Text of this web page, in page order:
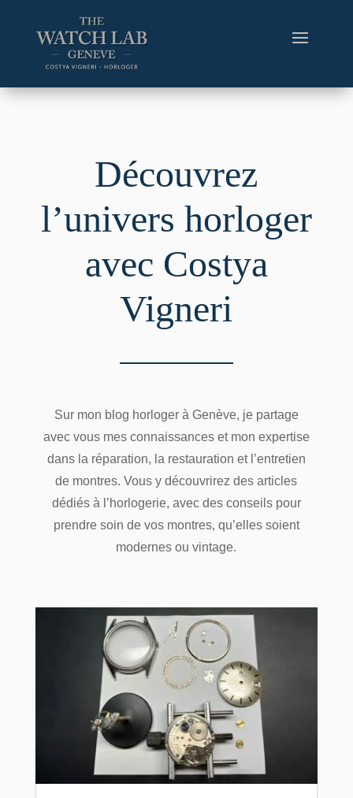
Découvrez
l’univers horloger
avec Costya
Vigneri
Sur mon blog horloger à Genève, je partage
avec vous mes connaissances et mon expertise
dans la réparation, la restauration et l’entretien
de montres. Vous y découvrirez des articles
dédiés à l’horlogerie, avec des conseils pour
prendre soin de vos montres, qu’elles soient
modernes ou vintage.